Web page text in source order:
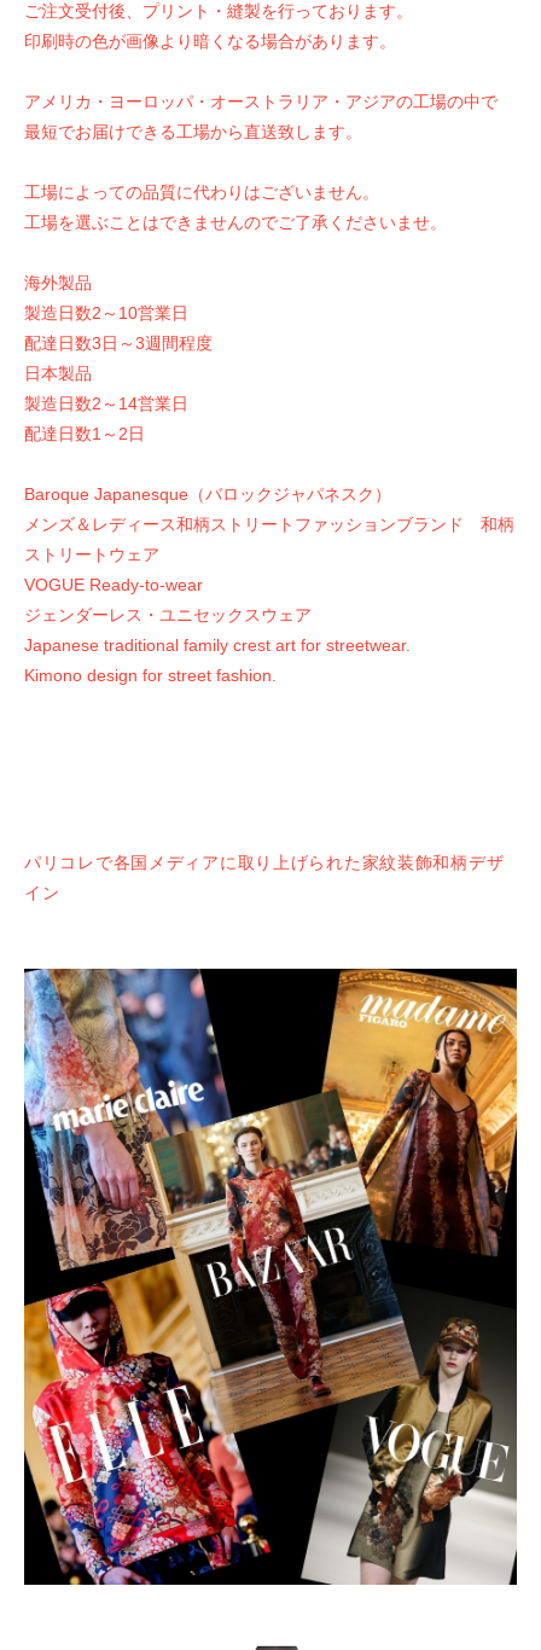
ご注文受付後、プリント・縫製を行っております。
印刷時の色が画像より暗くなる場合があります。
アメリカ・ヨーロッパ・オーストラリア・アジアの工場の中で
最短でお届けできる工場から直送致します。
工場によっての品質に代わりはございません。
工場を選ぶことはできませんのでご了承くださいませ。
海外製品
製造日数2～10営業日
配達日数3日～3週間程度
日本製品
製造日数2～14営業日
配達日数1～2日
Baroque Japanesque（バロックジャパネスク）
メンズ＆レディース和柄ストリートファッションブランド 和柄
ストリートウェア
VOGUE Ready-to-wear
ジェンダーレス・ユニセックスウェア
Japanese traditional family crest art for streetwear.
Kimono design for street fashion.
パリコレで各国メディアに取り上げられた家紋装飾和柄デザ
イン